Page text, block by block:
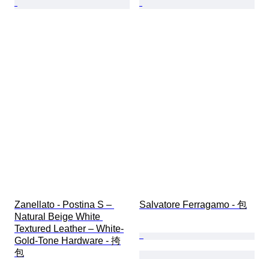
Zanellato - Postina S –
Natural Beige White
Textured Leather – White-
Gold-Tone Hardware - 挎
包
Salvatore Ferragamo - 包